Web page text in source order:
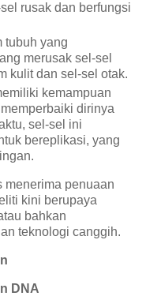
rusak dan berfungsi
tubuh yang
merusak sel-sel
kulit dan sel-sel otak.
kemampuan
dirinya
sel-sel ini
bereplikasi, yang
menerima penuaan
kini berupaya
bahkan
teknologi canggih.
DNA